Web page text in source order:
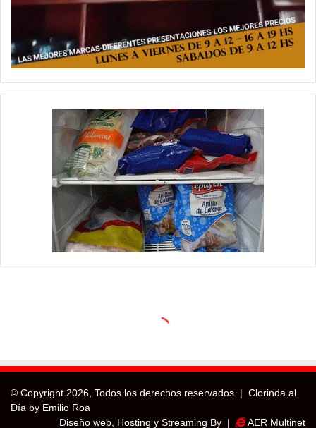
© Copyright 2026, Todos los derechos reservados | Clorinda al
Día by Emilio Roa
Diseño web, Hosting y Streaming By |
AER Multinet